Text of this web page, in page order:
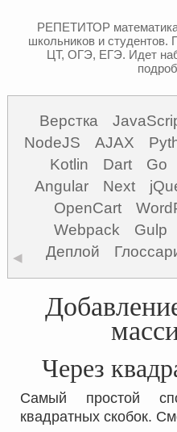
РЕПЕТИТОР
школьников и студентов.
ЦТ, ОГЭ, ЕГЭ. Идет
Верстка
NodeJS
AJAX
Kotlin
Dart Go
Angular
Next
OpenCart
Webpack
Gulp
Деплой
◀
Через
Самый простой
квадратных скобок.